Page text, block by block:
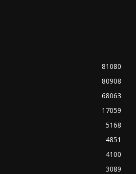
81080
80908
68063
17059
5168
4851
4100
3089